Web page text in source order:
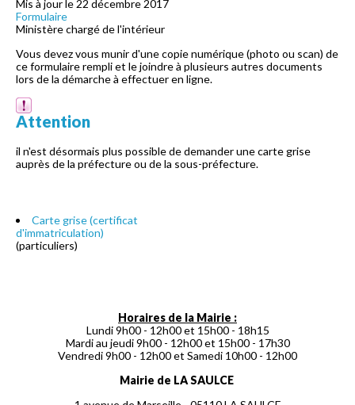
Mis à jour le 22 décembre 2017
Formulaire
Ministère chargé de l'intérieur
Vous devez vous munir d'une copie numérique (photo ou scan) de
ce formulaire rempli et le joindre à plusieurs autres documents
lors de la démarche à effectuer en ligne.
Attention
il n'est désormais plus possible de demander une carte grise
auprès de la préfecture ou de la sous-préfecture.
Carte grise (certificat
d'immatriculation)
(particuliers)
Horaires de la Mairie :
Lundi 9h00 - 12h00 et 15h00 - 18h15
Mardi au jeudi 9h00 - 12h00 et 15h00 - 17h30
Vendredi 9h00 - 12h00 et Samedi 10h00 - 12h00
Mairie de LA SAULCE